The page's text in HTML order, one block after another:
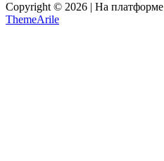
Copyright © 2026 | На платформе
ThemeArile